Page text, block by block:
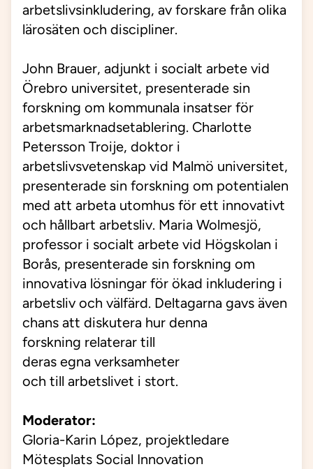
arbetslivsinkludering, av forskare från olika
lärosäten och discipliner.
John Brauer, adjunkt i socialt arbete vid
Örebro universitet, presenterade sin
forskning om kommunala insatser för
arbetsmarknadsetablering. Charlotte
Petersson Troije, doktor i
arbetslivsvetenskap vid Malmö universitet,
presenterade sin forskning om potentialen
med att arbeta utomhus för ett innovativt
och hållbart arbetsliv. Maria Wolmesjö,
professor i socialt arbete vid Högskolan i
Borås, presenterade sin forskning om
innovativa lösningar för ökad inkludering i
arbetsliv och välfärd. Deltagarna gavs även
chans att diskutera hur denna
forskning relaterar till
deras egna verksamheter
och till arbetslivet i stort.
Moderator:
Gloria-Karin López, projektledare
Mötesplats Social Innovation